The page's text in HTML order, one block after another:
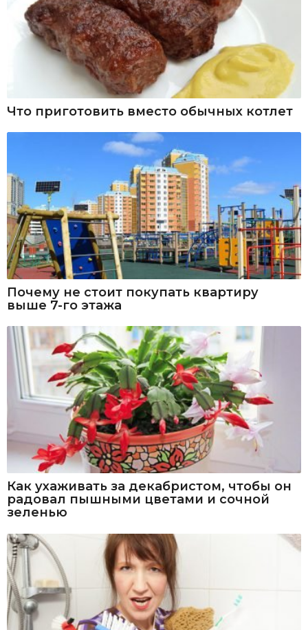
Что приготовить вместо обычных котлет
Почему не стоит покупать квартиру
выше 7-го этажа
Как ухаживать за декабристом, чтобы он
радовал пышными цветами и сочной
зеленью